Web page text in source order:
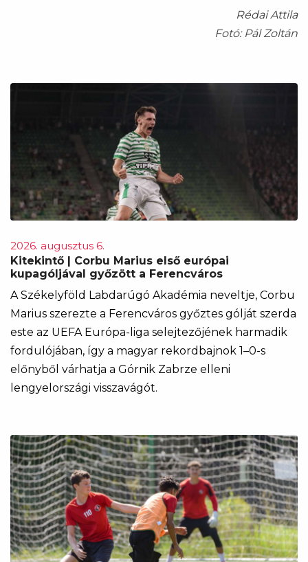
Rédai Attila
Fotó: Pál Zoltán
2026. augusztus 6.
Kitekintő | Corbu Marius első európai
kupagóljával győzött a Ferencváros
A Székelyföld Labdarúgó Akadémia neveltje, Corbu
Marius szerezte a Ferencváros győztes gólját szerda
este az UEFA Európa-liga selejtezőjének harmadik
fordulójában, így a magyar rekordbajnok 1–0-s
előnyből várhatja a Górnik Zabrze elleni
lengyelországi visszavágót.